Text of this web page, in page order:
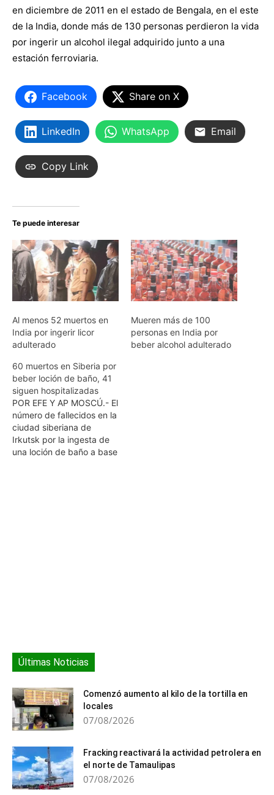
en diciembre de 2011 en el estado de Bengala, en el este
de la India, donde más de 130 personas perdieron la vida
por ingerir un alcohol ilegal adquirido junto a una
estación ferroviaria.
Facebook Share on X
LinkedIn WhatsApp Email
Copy Link
Te puede interesar
Al menos 52 muertos en
India por ingerir licor
adulterado
Mueren más de 100
personas en India por
beber alcohol adulterado
60 muertos en Siberia por
beber loción de baño, 41
siguen hospitalizadas
POR EFE Y AP MOSCÚ.- El
número de fallecidos en la
ciudad siberiana de
Irkutsk por la ingesta de
una loción de baño a base
Últimas Noticias
Comenzó aumento al kilo de la tortilla en
locales
07/08/2026
Fracking reactivará la actividad petrolera en
el norte de Tamaulipas
07/08/2026